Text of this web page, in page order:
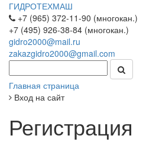
ГИДРОТЕХМАШ
+7 (965) 372-11-90 (многокан.)
+7 (495) 926-38-84 (многокан.)
gidro2000@mail.ru
zakazgidro2000@gmail.com
Главная страница
Вход на сайт
Регистрация